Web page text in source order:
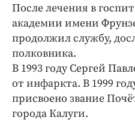
После лечения в
академии имени
продолжил службу,
полковника.
В 1993 году Сергей
от инфаркта. В 1999
присвоено звание
города Калуги.